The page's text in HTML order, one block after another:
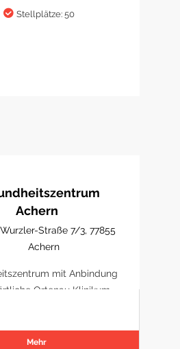
Stellplätze: 50
Achern
Straße 7/3, 77855
Achern
mit Anbindung
Ortenau Klinikum
Mehr